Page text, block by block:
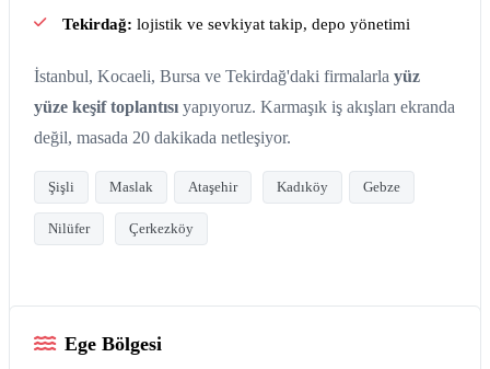
Tekirdağ: lojistik ve sevkiyat takip, depo yönetimi
İstanbul, Kocaeli, Bursa ve Tekirdağ'daki firmalarla yüz
yüze keşif toplantısı yapıyoruz. Karmaşık iş akışları ekranda
değil, masada 20 dakikada netleşiyor.
Şişli Maslak Ataşehir Kadıköy Gebze
Nilüfer Çerkezköy
Ege Bölgesi